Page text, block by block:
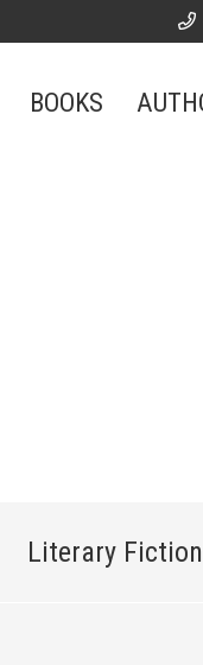
BOOKS
Literary Fiction